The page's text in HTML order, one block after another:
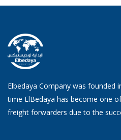
Elbedaya Company was founded
time ElBedaya has become one
freight forwarders due to the